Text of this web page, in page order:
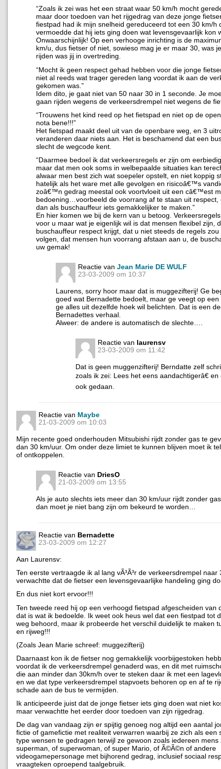
“Zoals ik zei was het een straat waar 50 km/h mocht
maar door toedoen van het rijgedrag van deze jonge
fiestpad had ik mijn snelheid gereduceerd tot een 30 km/h
vermoedde dat hij iets ging doen wat levensgevaarlijk kon
Onwaarschijnlijk! Op een verhooge inrichting is de
km/u, dus fietser of niet, sowieso mag je er maar 30, was
rijden was jij in overtreding.
“Mocht ik geen respect gehad hebben voor die jonge
niet al reeds wat trager gereden lang voordat ik aan de
gekomen was.”
Idem dito, je gaat niet van 50 naar 30 in 1 seconde. Je
gaan rijden wegens de verkeersdrempel niet wegens de
“Trouwens het kind reed op het fietspad en niet op de
nota bene!!!”
Het fietspad maakt deel uit van de openbare weg, en 3
veranderen daar niets aan. Het is beschamend dat een
slecht de wegcode kent.
“Daarmee bedoel ik dat verkeersregels er zijn om
maar dat men ook soms in welbepaalde situaties kan
alwaar men best zich wat soepeler opstelt, en niet koppig
hatelijk als het ware met alle gevolgen en risicoâ€™s
zoâ€™n gedrag meestal ook voortvloeit uit een câ€™est
bedoening…voorbeeld de voorrang af te staan uit respect,
dan als buschauffeur iets gemakkelijker te maken.”
En hier komen we bij de kern van u betoog.
voor u maar wat je eigenlijk wil is dat mensen flexibel zijn,
buschauffeur respect krijgt, dat u niet steeds de regels zou
volgen, dat mensen hun voorrang afstaan aan u, de
uw gemak!
Reactie van Jean Marie DE WULF
23-03-2009 om 10:37
Laurens, sorry hoor maar dat is muggezifterij! Ge
goed wat Bernadette bedoelt, maar ge veegt op
ge alles uit dezelfde hoek wil belichten. Dat is een
Bernadettes verhaal.
Alweer: de andere is automatisch de slechte….
Reactie van laurensv
23-03-2009 om 11:42
Dat is geen muggenzifterij! Berndatte zelf
zoals ik zei: Lees het eens aandachtigerâ€
ook gedaan.
Reactie van Maybe
21-03-2009 om 10:03
Mijn recente goed onderhouden Mitsubishi rijdt zonder gas te
dan 30 km/uur. Om onder deze limiet te kunnen blijven moet ik
of ontkoppelen.
Reactie van DriesO
21-03-2009 om 13:55
Als je auto slechts iets meer dan 30 km/uur rijdt zonder
dan moet je niet bang zijn om bekeurd te worden…
Reactie van Bernadette
23-03-2009 om 12:27
Aan Laurensv:
Ten eerste vertraagde ik al lang vÃ³Ã³r de verkeersdrempel naar
verwachtte dat de fietser een levensgevaarlijke handeling ging
En dus niet kort ervoor!!!
Ten tweede reed hij op een verhoogd fietspad afgescheiden van
dat is wat ik bedoelde. Ik weet ook heus wel dat een fiestpad tot
weg behoord, maar ik probeerde het verschil duidelijk te maken
en rijweg!!!
(Zoals Jean Marie schreef: muggezifterij)
Daarnaast kon ik de fietser nog gemakkelijk voorbijgestoken
voordat ik de verkeersdrempel genaderd was, en dit met
die aan minder dan 30km/h over te steken daar ik met een
en we dat type verkeersdrempel stapvoets behoren op en af te
schade aan de bus te vermijden.
Ik anticipeerde juist dat de jonge fietser iets ging doen wat niet
maar verwachtte het eerder door toedoen van zijn rijgedrag.
De dag van vandaag zijn er spijtig genoeg nog altijd een aantal
fictie of gamefictie met realiteit verwarren waarbij ze zich als een
type wensen te gedragen terwijl ze gewoon zoals iedereen mens
superman, of superwoman, of super Mario, of Ã©Ã©n of andere
videogamepersonage met bijhorend gedrag, inclusief sociaal
vraagteken oproepend taalgebruik.